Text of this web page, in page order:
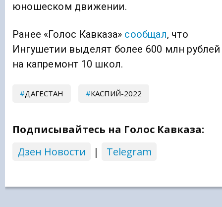
юношеском движении.
Ранее «Голос Кавказа» сообщал, что
Ингушетии выделят более 600 млн рублей
на капремонт 10 школ.
ДАГЕСТАН КАСПИЙ-2022
Подписывайтесь на Голос Кавказа:
Дзен Новости
| Telegram